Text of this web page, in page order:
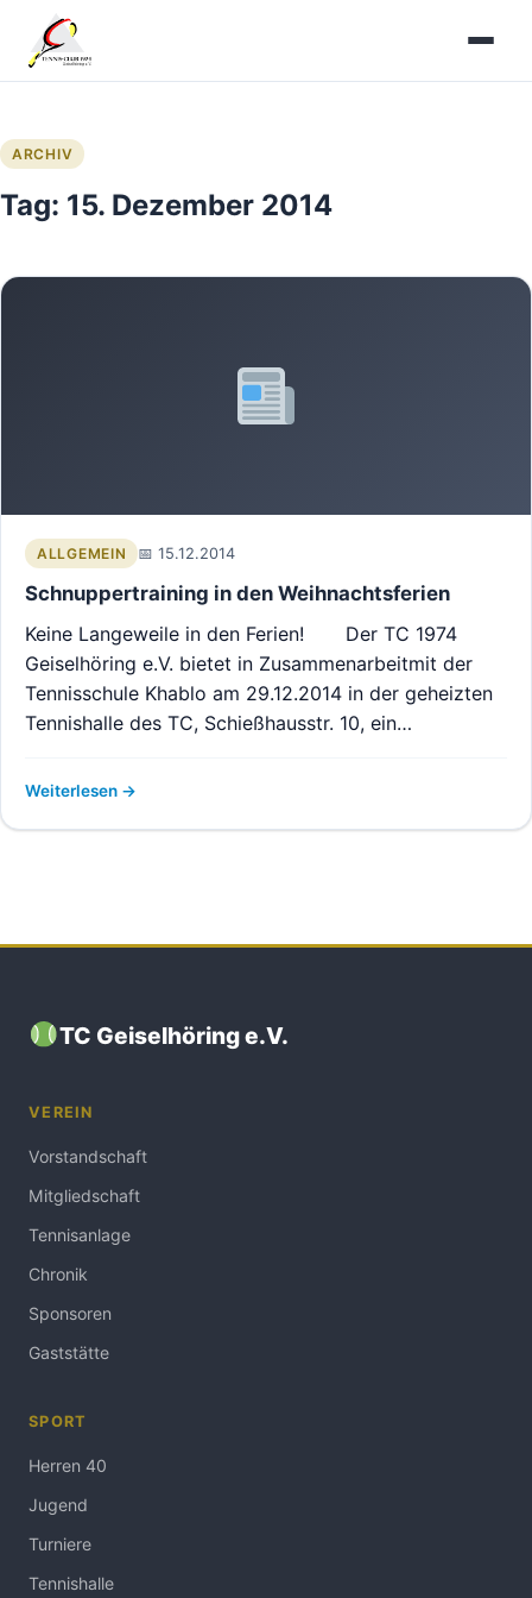
Inhalt
springen
ARCHIV
Tag: 15. Dezember 2014
ALLGEMEIN 15.12.2014
Schnuppertraining in den Weihnachtsferien
Keine Langeweile in den Ferien! Der TC 1974
Geiselhöring e.V. bietet in Zusammenarbeitmit der
Tennisschule Khablo am 29.12.2014 in der geheizten
Tennishalle des TC, Schießhausstr. 10, ein…
Weiterlesen
TC Geiselhöring e.V.
VEREIN
Vorstandschaft
Mitgliedschaft
Tennisanlage
Chronik
Sponsoren
Gaststätte
SPORT
Herren 40
Jugend
Turniere
Tennishalle